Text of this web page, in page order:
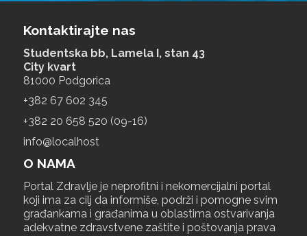
Kontaktirajte nas
Studentska bb, Lamela I, stan 43
City kvart
81000 Podgorica
+‎382 67 602 345
+‎382 20 658 520 (09-16)
info@localhost
O NAMA
Portal Zdravlje je neprofitni i nekomercijalni portal
koji ima za cilj da informiše, podrži i pomogne svim
građankama i građanima u oblastima ostvarivanja
adekvatne zdravstvene zaštite i poštovanja prava